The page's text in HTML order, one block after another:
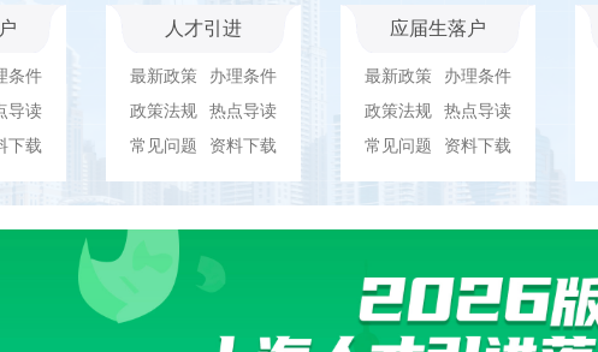
条件
导读
下载
人才引进
最新政策
办理条件
政策法规
热点导读
常见问题
资料下载
应届生落户
最新政策
办理条件
政策法规
热点导读
常见问题
资料下载